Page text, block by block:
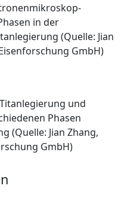
in der
(Quelle: Jian
GmbH)
und
Phasen
(Quelle: Jian Zhang,
GmbH)